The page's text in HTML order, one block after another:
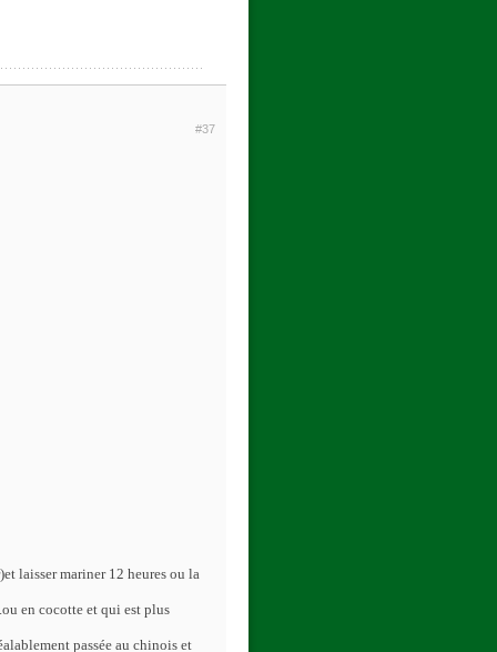
#37
laisser mariner 12 heures ou la
en cocotte et qui est plus
passée au chinois et